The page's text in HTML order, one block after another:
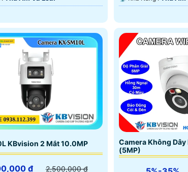
KBvision 2 Mắt 10.0MP
₫ 2,500,000 ₫
Camera Không
(5MP)